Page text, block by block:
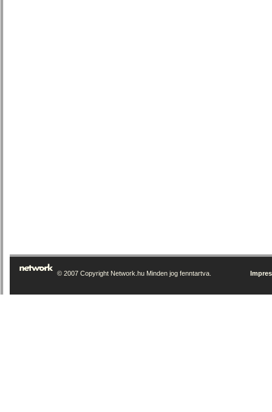
© 2007 Copyright Network.hu Minden jog fenntartva.